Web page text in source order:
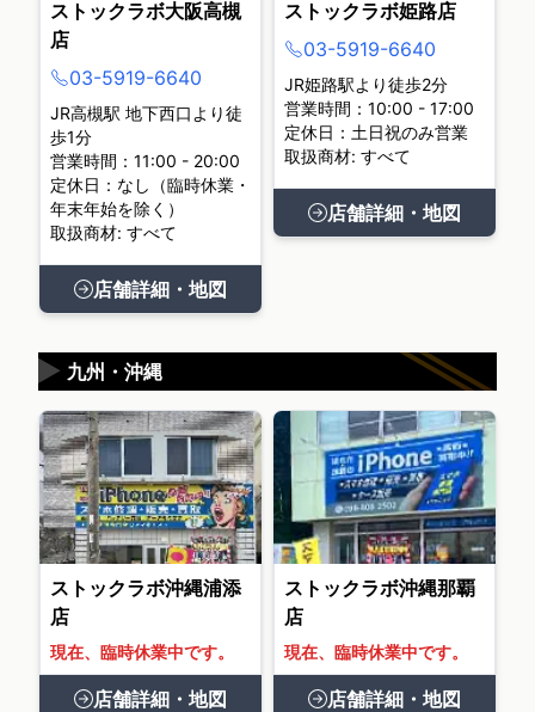
ストックラボ大阪高槻
店
03-5919-6640
JR高槻駅 地下西口より徒
歩1分
営業時間：11:00 - 20:00
定休日：なし（臨時休業・
年末年始を除く）
取扱商材: すべて
店舗詳細・地図
ストックラボ姫路店
03-5919-6640
JR姫路駅より徒歩2分
営業時間：10:00 - 17:00
定休日：土日祝のみ営業
取扱商材: すべて
店舗詳細・地図
九州・沖縄
▶
ストックラボ沖縄浦添
店
現在、臨時休業中です。
店舗詳細・地図
ストックラボ沖縄那覇
店
現在、臨時休業中です。
店舗詳細・地図